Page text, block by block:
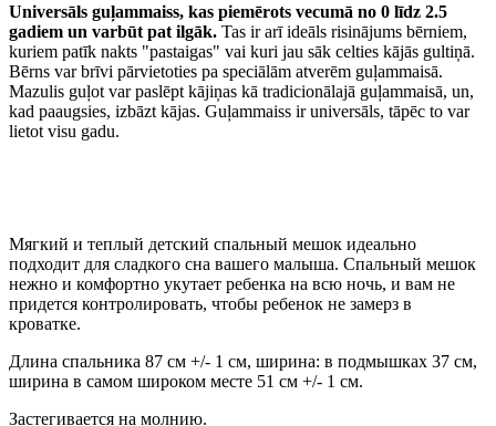
Universāls guļammaiss, kas piemērots vecumā no 0 līdz 2.5
gadiem un varbūt pat ilgāk. Tas ir arī ideāls risinājums bērniem,
kuriem patīk nakts "pastaigas" vai kuri jau sāk celties kājās gultiņā.
Bērns var brīvi pārvietoties pa speciālām atverēm guļammaisā.
Mazulis guļot var paslēpt kājiņas kā tradicionālajā guļammaisā, un,
kad paaugsies, izbāzt kājas. Guļammaiss ir universāls, tāpēc to var
lietot visu gadu.
Мягкий и теплый детский спальный мешок идеально
подходит для сладкого сна вашего малыша. Спальный мешок
нежно и комфортно укутает ребенка на всю ночь, и вам не
придется контролировать, чтобы ребенок не замерз в
кроватке.
Длина спальника 87 см +/- 1 см, ширина: в подмышках 37 см,
ширина в самом широком месте 51 см +/- 1 см.
Застегивается на молнию.